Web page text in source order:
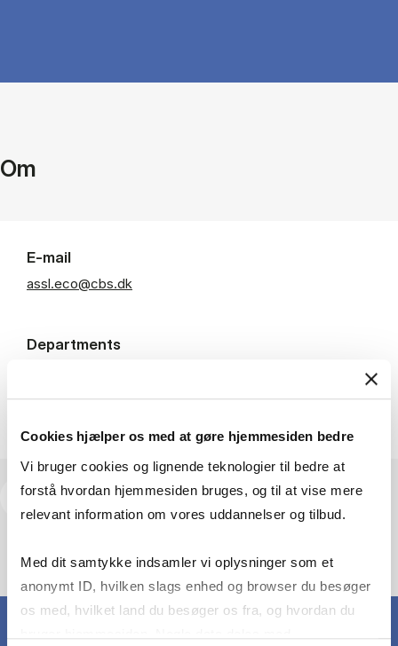
Cookies hjælper os med at gøre hjemmesiden bedre
Vi bruger cookies og lignende teknologier til bedre at
forstå hvordan hjemmesiden bruges, og til at vise mere
relevant information om vores uddannelser og tilbud.
Med dit samtykke indsamler vi oplysninger som et
anonymt ID, hvilken slags enhed og browser du besøger
os med, hvilket land du besøger os fra, og hvordan du
Om
E-mail
assl.eco@cbs.dk
Departments
View research profile and publications